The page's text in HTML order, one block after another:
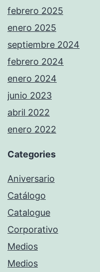
febrero 2025
enero 2025
septiembre 2024
febrero 2024
enero 2024
junio 2023
abril 2022
enero 2022
Categories
Aniversario
Catálogo
Catalogue
Corporativo
Medios
Medios